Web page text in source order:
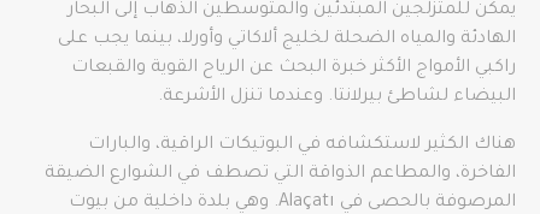
يمكن للمتزلجين المبتدئين والمتوسطين الذهاب إلى البحار
الهادئة والمياه الضحلة لخليج ألاكاتي وأورلا، بينما يجب على
راكبي الأمواج الأكثر خبرة البحث عن الرياح القوية والقبعات
البيضاء لشاطئ بيرلانتا. وعندما تنزل الأشرعة.
هناك الكثير لاستكشافه في البوتيكات الراقية، والبارات
الفاخرة، والمطاعم الذواقة التي تصطف في الشوارع الضيقة
المرصوفة بالحصى في Alaçatı. وهي بلدة داخلية من بيوت